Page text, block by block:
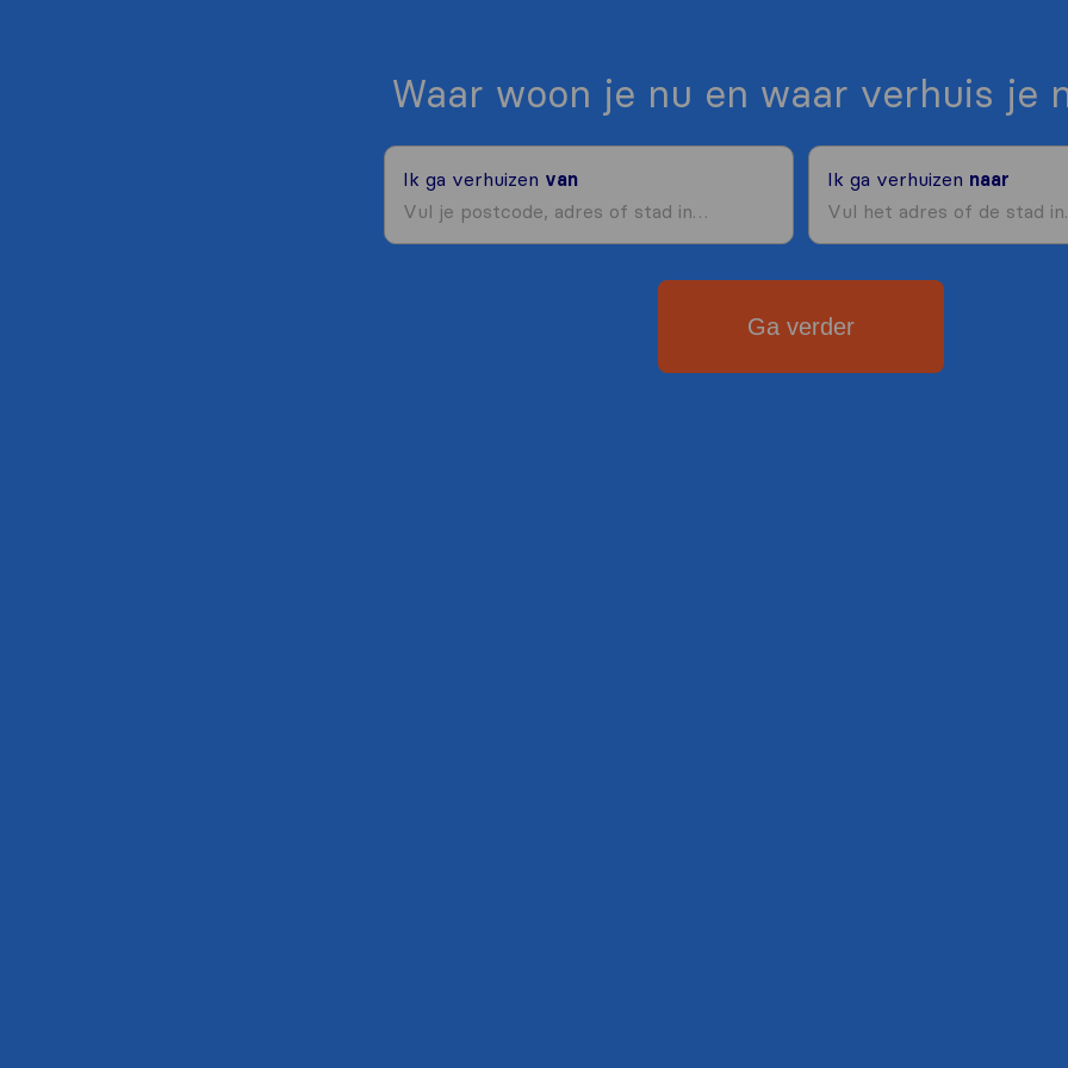
Waar woon je nu en waar verhuis je
Ik ga verhuizen van Ik ga verhuizen naar
Ga verder